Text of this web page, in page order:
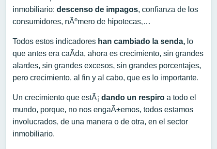
inmobiliario: descenso de impagos, confianza de los
consumidores, nÃºmero de hipotecas,…
Todos estos indicadores han cambiado la senda, lo
que antes era caÃ­da, ahora es crecimiento, sin grandes
alardes, sin grandes excesos, sin grandes porcentajes,
pero crecimiento, al fin y al cabo, que es lo importante.
Un crecimiento que estÃ¡ dando un respiro a todo el
mundo, porque, no nos engaÃ±emos, todos estamos
involucrados, de una manera o de otra, en el sector
inmobiliario.